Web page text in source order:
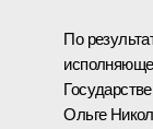
По
Ольге